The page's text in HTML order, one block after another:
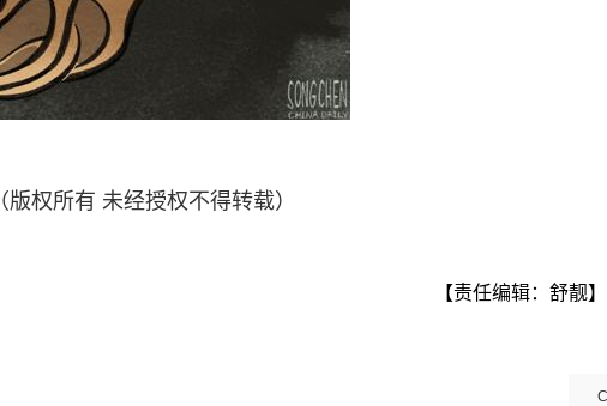
权所有 未经授权不得转载）
【责任编辑：舒靓】